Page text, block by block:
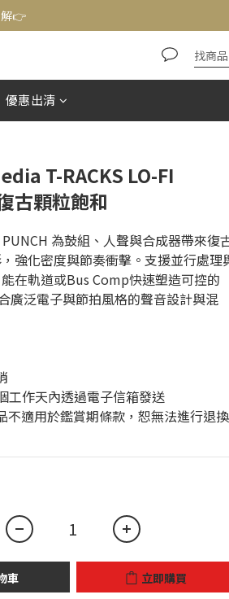
👉
👉
👉
優惠出清
T-RACKS LO-FI
古顆粒飽和
PUNCH 為鼓組、人聲與合成器帶來復
強化密度與節奏衝擊。支援並行處理
在軌道或Bus Comp快速塑造可控的
廣泛電子與節拍風格的聲音設計與混
個工作天內透過電子信箱發送
車 立即購買